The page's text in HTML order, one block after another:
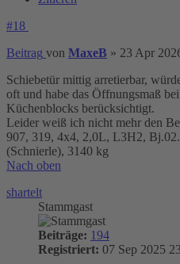
#18
Beitrag von MaxeB » 23 Apr
Schiebetür mittig arretierbar,
oft und habe das Öffnungsmaß
Küchenblocks berücksichtigt.
Leider weiß ich nicht mehr den
907, 319, 4x4, 2,0L, L3H2,
(Schnierle), 3140 kg
Nach oben
shartelt
Stammgast
Beiträge: 194
Registriert: 07 Sep 2025